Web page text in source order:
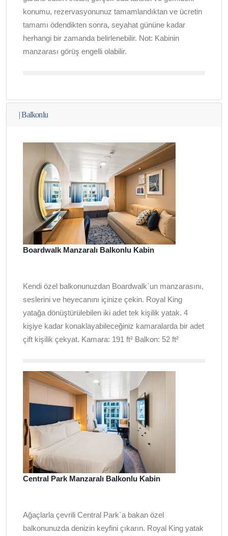
konumu, rezervasyonunuz tamamlandıktan ve ücretin
tamamı ödendikten sonra, seyahat gününe kadar
herhangi bir zamanda belirlenebilir. Not: Kabinin
manzarası görüş engelli olabilir.
|Balkonlu
Boardwalk Manzaralı Balkonlu Kabin
Kendi özel balkonunuzdan Boardwalk`un manzarasını,
seslerini ve heyecanını içinize çekin. Royal King
yatağa dönüştürülebilen iki adet tek kişilik yatak. 4
kişiye kadar konaklayabileceğiniz kamaralarda bir adet
çift kişilik çekyat. Kamara: 191 ft² Balkon: 52 ft²
Central Park Manzaralı Balkonlu Kabin
Ağaçlarla çevrili Central Park`a bakan özel
balkonunuzda denizin keyfini çıkarın. Royal King yatak